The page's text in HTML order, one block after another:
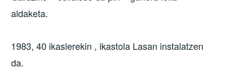
aldaketa.
1983, 40 ikaslerekin , ikastola Lasan instalatzen
da.